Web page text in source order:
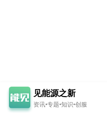
见能源之新
资讯•专题•知识•创服